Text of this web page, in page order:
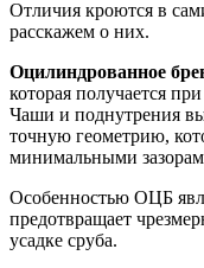
Отличия кроются в
расскажем о них.
Оцилиндрованное
которая получается
Чаши и поднутрения
точную геометрию,
минимальными
Особенностью ОЦБ
предотвращает
усадке сруба.